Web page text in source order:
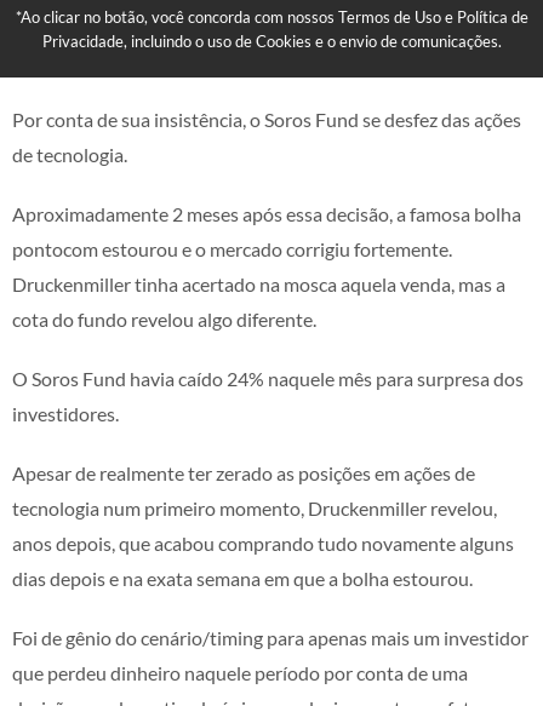
*Ao clicar no botão, você concorda com nossos Termos de Uso e Política de
Privacidade, incluindo o uso de Cookies e o envio de comunicações.
Por conta de sua insistência, o Soros Fund se desfez das ações
de tecnologia.
Aproximadamente 2 meses após essa decisão, a famosa bolha
pontocom estourou e o mercado corrigiu fortemente.
Druckenmiller tinha acertado na mosca aquela venda, mas a
cota do fundo revelou algo diferente.
O Soros Fund havia caído 24% naquele mês para surpresa dos
investidores.
Apesar de realmente ter zerado as posições em ações de
tecnologia num primeiro momento, Druckenmiller revelou,
anos depois, que acabou comprando tudo novamente alguns
dias depois e na exata semana em que a bolha estourou.
Foi de gênio do cenário/timing para apenas mais um investidor
que perdeu dinheiro naquele período por conta de uma